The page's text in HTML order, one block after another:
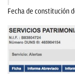
Fecha de constitución